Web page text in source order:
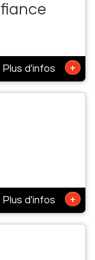
Plus d'infos +
Plus d'infos +